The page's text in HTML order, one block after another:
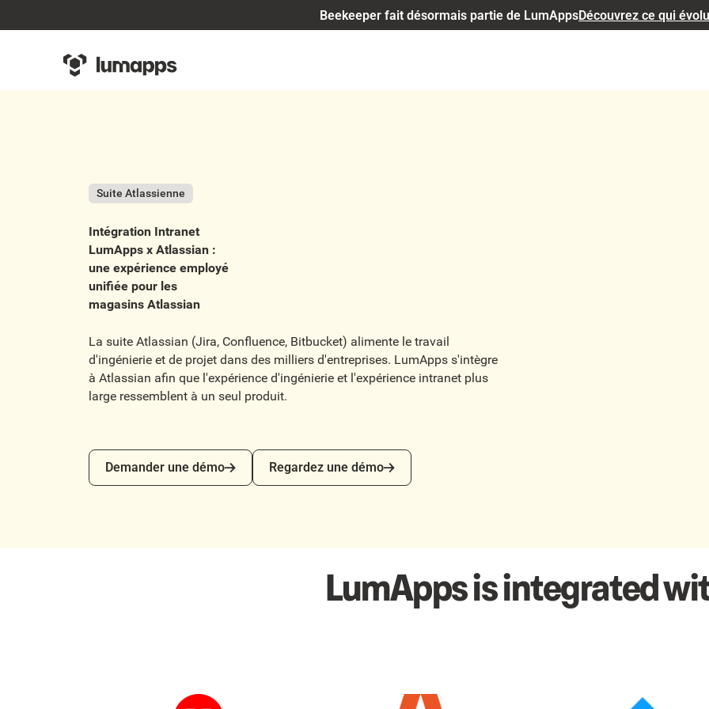
Beekeeper fait désormais partie de LumAppsDécouvrez ce qui
Suite Atlassienne
Intégration Intranet
LumApps x Atlassian :
une expérience employé
unifiée pour les
magasins Atlassian
La suite Atlassian (Jira, Confluence, Bitbucket) alimente le travail
d'ingénierie et de projet dans des milliers d'entreprises. LumApps s'intègre
à Atlassian afin que l'expérience d'ingénierie et l'expérience intranet plus
large ressemblent à un seul produit.
Demander une démo
Demander une démo
Regardez une démo
Regardez une démo
LumApps is integrated